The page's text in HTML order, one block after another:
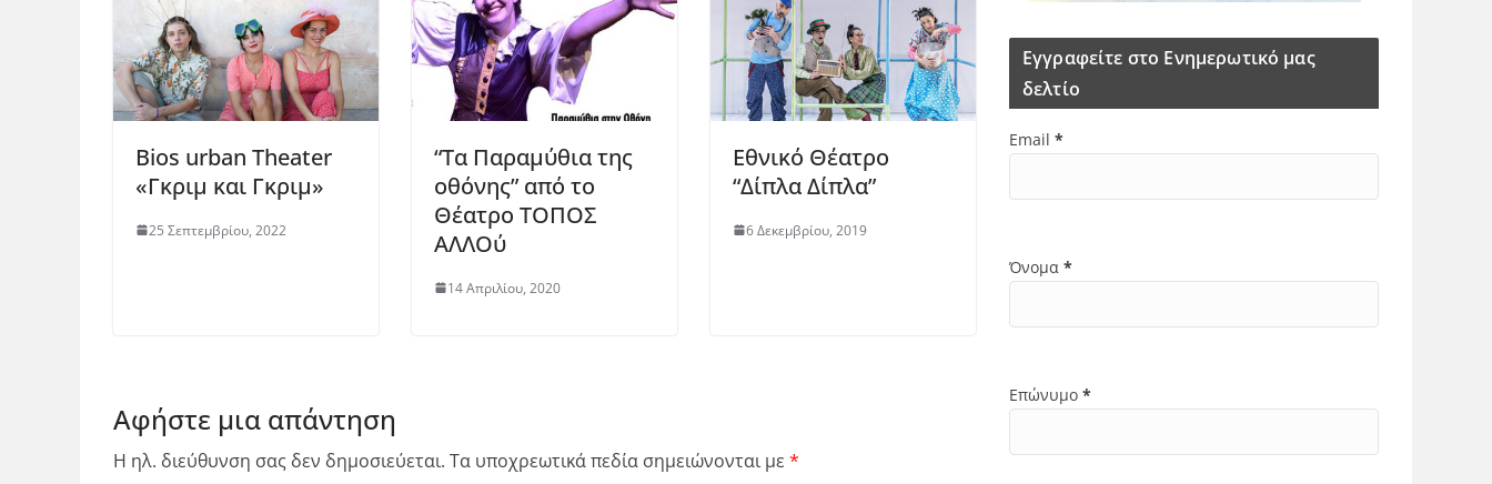
Bios urban Theater
«Γκριμ και Γκριμ»
25 Σεπτεμβρίου, 2022
“Τα Παραμύθια της
οθόνης” από το
Θέατρο ΤΟΠΟΣ
ΑΛΛΟύ
14 Απριλίου, 2020
Εθνικό Θέατρο
“Δίπλα Δίπλα”
6 Δεκεμβρίου, 2019
Αφήστε μια απάντηση
Η ηλ. διεύθυνση σας δεν δημοσιεύεται. Τα υποχρεωτικά πεδία σημειώνονται με *
Εγγραφείτε στο Ενημερωτικό μας
δελτίο
Email *
Όνομα *
Επώνυμο *